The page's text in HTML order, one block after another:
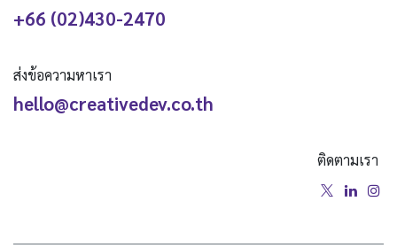
+66 (02)430-2470
ส่งข้อความหาเรา
hello@creativedev.co.th
ติดตามเรา